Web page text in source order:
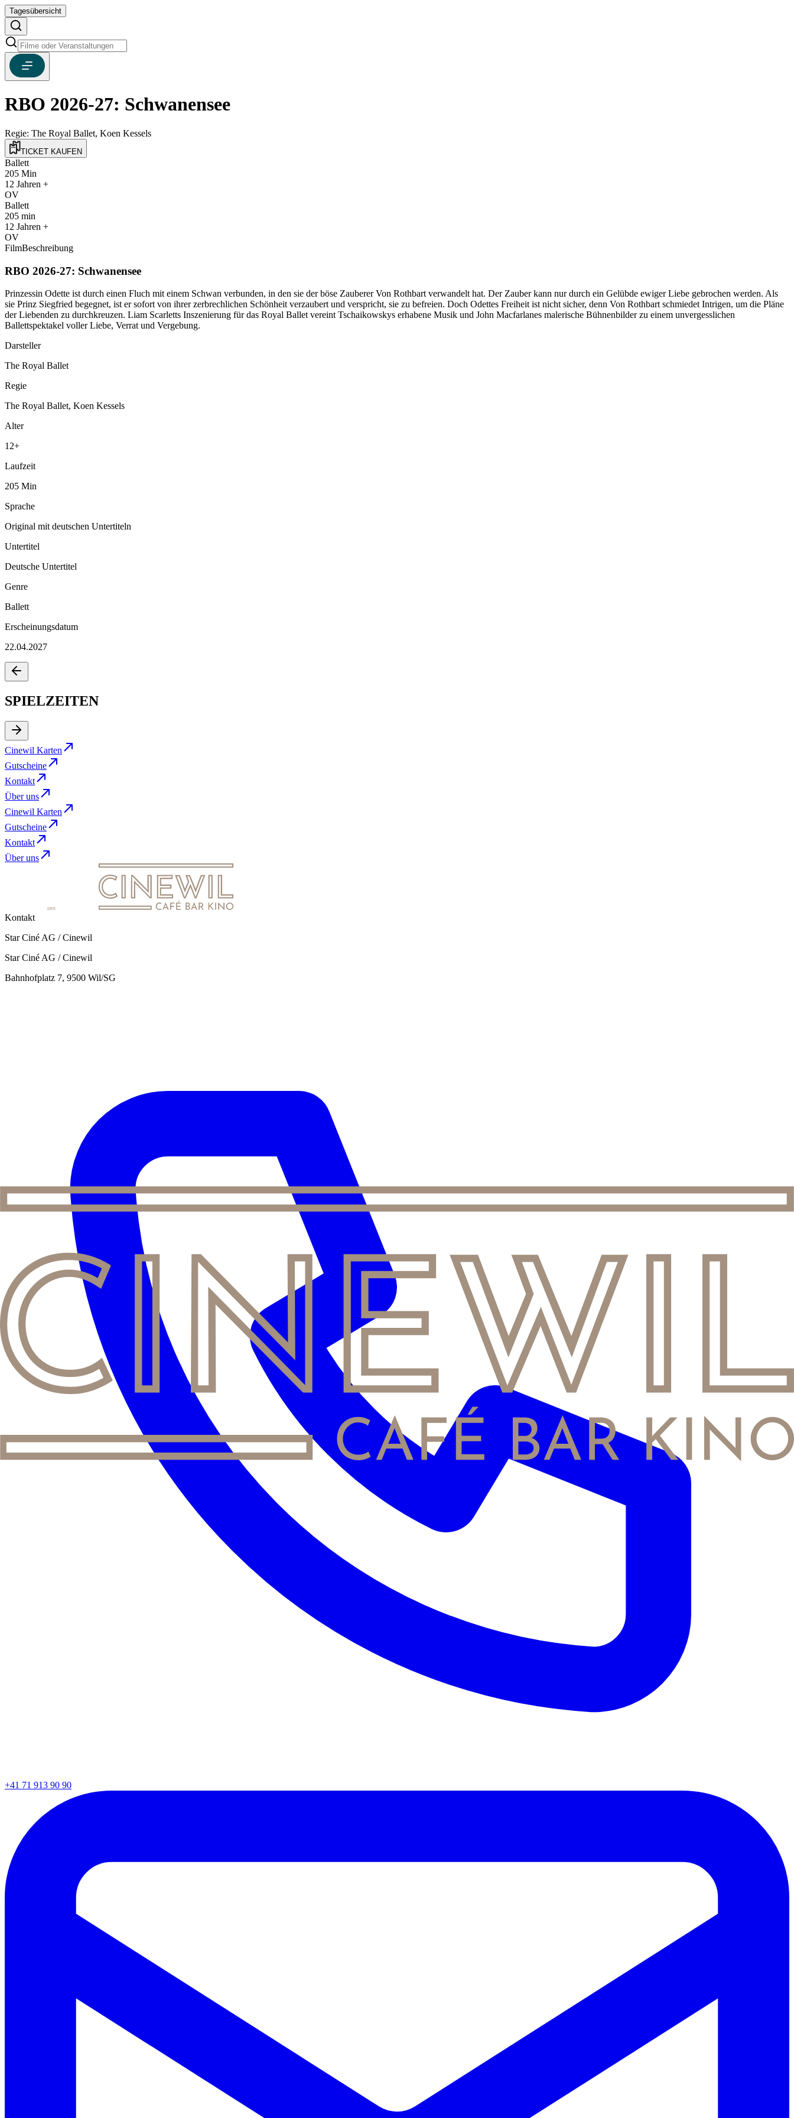
Tagesübersicht
RBO 2026-27: Schwanensee
Regie: The Royal Ballet, Koen Kessels
TICKET KAUFEN
Ballett
205 Min
12 Jahren +
OV
Ballett
205 min
12 Jahren +
OV
FilmBeschreibung
RBO 2026-27: Schwanensee
Prinzessin Odette ist durch einen Fluch mit einem Schwan verbunden, in den sie der böse Zauberer Von Rothbart verwandelt hat. Der Zauber kann nur durch ein Gelübde ewiger Liebe gebrochen werden. Als
sie Prinz Siegfried begegnet, ist er sofort von ihrer zerbrechlichen Schönheit verzaubert und verspricht, sie zu befreien. Doch Odettes Freiheit ist nicht sicher, denn Von Rothbart schmiedet Intrigen, um die Pläne
der Liebenden zu durchkreuzen. Liam Scarletts Inszenierung für das Royal Ballet vereint Tschaikowskys erhabene Musik und John Macfarlanes malerische Bühnenbilder zu einem unvergesslichen
Ballettspektakel voller Liebe, Verrat und Vergebung.
Darsteller
The Royal Ballet
Regie
The Royal Ballet, Koen Kessels
Alter
12+
Laufzeit
205 Min
Sprache
Original mit deutschen Untertiteln
Untertitel
Deutsche Untertitel
Genre
Ballett
Erscheinungsdatum
22.04.2027
SPIELZEITEN
Cinewil Karten
Gutscheine
Kontakt
Über uns
Cinewil Karten
Gutscheine
Kontakt
Über uns
Kontakt
Star Ciné AG / Cinewil
Star Ciné AG / Cinewil
Bahnhofplatz 7, 9500 Wil/SG
+41 71 913 90 90